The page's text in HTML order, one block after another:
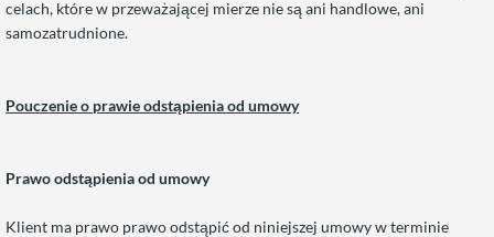
celach, które w przeważającej mierze nie są ani handlowe, ani
samozatrudnione.
Pouczenie o prawie odstąpienia od umowy
Prawo odstąpienia od umowy
Klient ma prawo prawo odstąpić od niniejszej umowy w terminie